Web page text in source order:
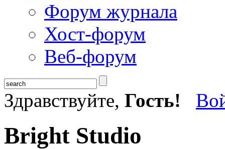
Форум журнала
Хост-форум
Веб-форум
Здравствуйте, Гость!
Bright Studio